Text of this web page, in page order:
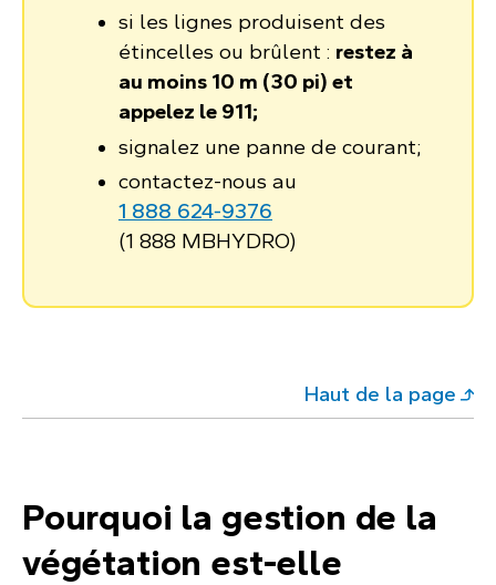
si les lignes produisent des
étincelles ou brûlent : restez à
au moins 10 m (30 pi) et
appelez le 911;
signalez une panne de courant;
contactez-nous au
1 888 624‑9376
(1 888 MBHYDRO)
Haut de la page
Pourquoi la gestion de la
végétation est-elle